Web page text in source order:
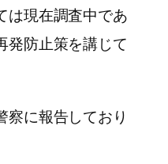
は現在調査中であ
発防止策を講じて
察に報告しており